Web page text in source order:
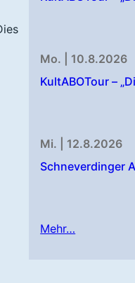
Mo. | 10.8.2026
KultABOTour –
Mi. | 12.8.2026
Schneverdinger
Mehr…